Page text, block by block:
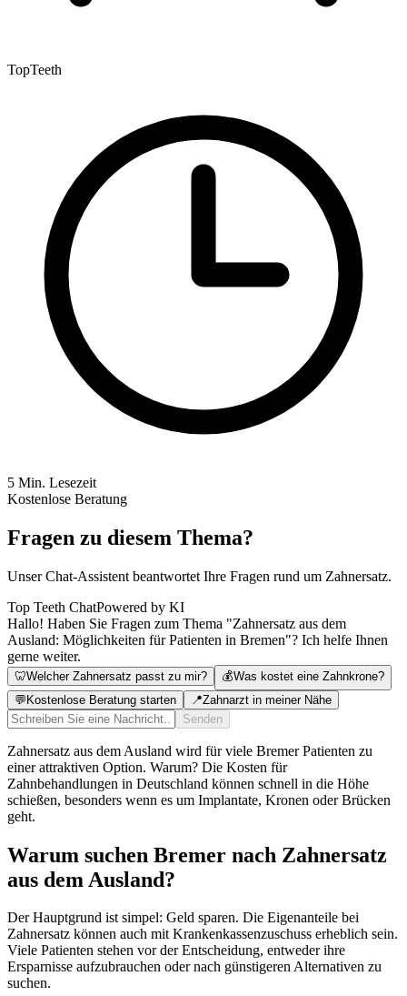
TopTeeth
5 Min. Lesezeit
Kostenlose Beratung
Fragen zu diesem Thema?
Unser Chat-Assistent beantwortet Ihre Fragen rund um Zahnersatz.
Top Teeth ChatPowered by KI
Hallo! Haben Sie Fragen zum Thema "Zahnersatz aus dem
Ausland: Möglichkeiten für Patienten in Bremen"? Ich helfe Ihnen
gerne weiter.
🦷Welcher Zahnersatz passt zu mir? 💰Was kostet eine Zahnkrone?
💬Kostenlose Beratung starten 📍Zahnarzt in meiner Nähe
Senden
Zahnersatz aus dem Ausland wird für viele Bremer Patienten zu
einer attraktiven Option. Warum? Die Kosten für
Zahnbehandlungen in Deutschland können schnell in die Höhe
schießen, besonders wenn es um Implantate, Kronen oder Brücken
geht.
Warum suchen Bremer nach Zahnersatz
aus dem Ausland?
Der Hauptgrund ist simpel: Geld sparen. Die Eigenanteile bei
Zahnersatz können auch mit Krankenkassenzuschuss erheblich sein.
Viele Patienten stehen vor der Entscheidung, entweder ihre
Ersparnisse aufzubrauchen oder nach günstigeren Alternativen zu
suchen.